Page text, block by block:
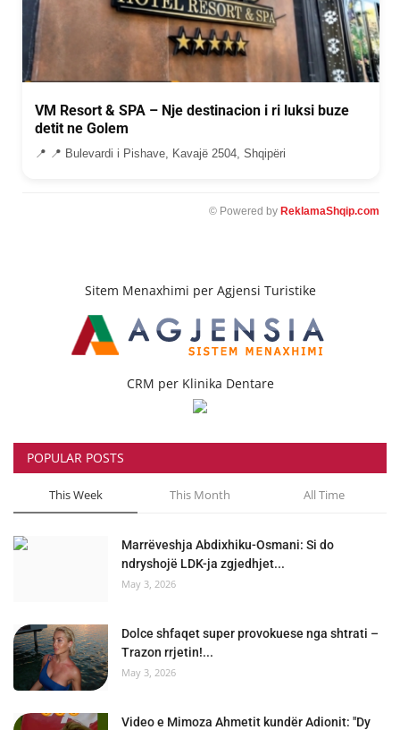
VM Resort & SPA – Nje destinacion i ri luksi buze
detit ne Golem
📍 📍 Bulevardi i Pishave, Kavajë 2504, Shqipëri
© Powered by ReklamaShqip.com
Sitem Menaxhimi per Agjensi Turistike
CRM per Klinika Dentare
POPULAR POSTS
This Week This Month All Time
Marrëveshja Abdixhiku-Osmani: Si do
ndryshojë LDK-ja zgjedhjet...
May 3, 2026
Dolce shfaqet super provokuese nga shtrati –
Trazon rrjetin!...
May 3, 2026
Video e Mimoza Ahmetit kundër Adionit: "Dy